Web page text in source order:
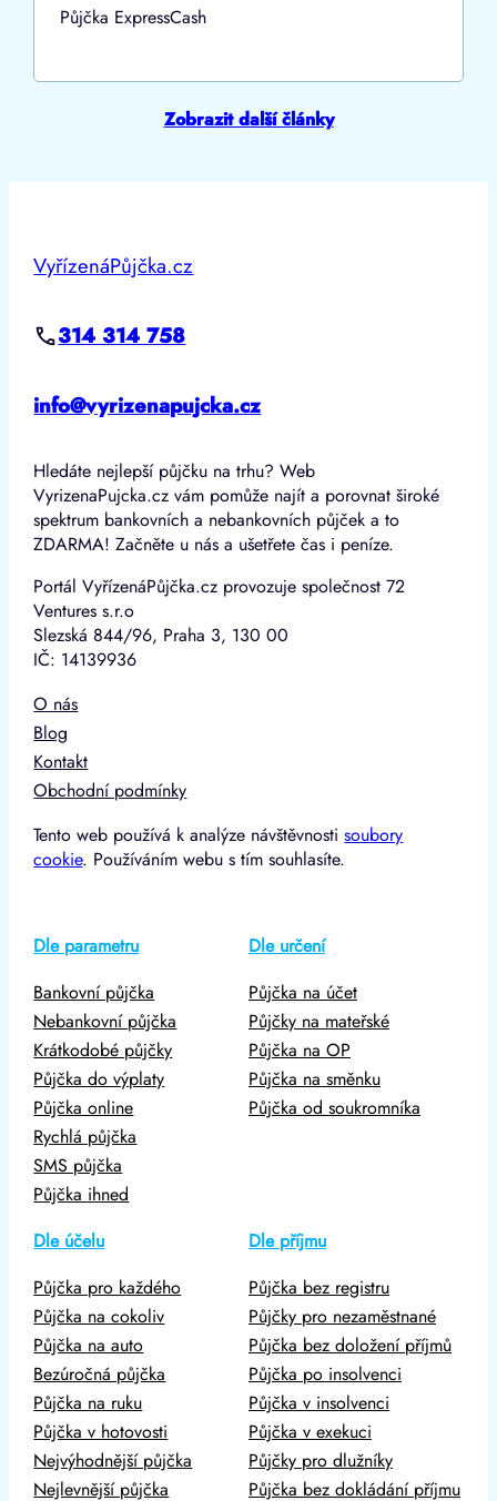
Půjčka ExpressCash
Zobrazit další články
VyřízenáPůjčka.cz
314 314 758
info@vyrizenapujcka.cz
Hledáte nejlepší půjčku na trhu? Web
VyrizenaPujcka.cz vám pomůže najít a porovnat široké
spektrum bankovních a nebankovních půjček a to
ZDARMA! Začněte u nás a ušetřete čas i peníze.
Portál VyřízenáPůjčka.cz provozuje společnost 72
Ventures s.r.o
Slezská 844/96, Praha 3, 130 00
IČ: 14139936
O nás
Blog
Kontakt
Obchodní podmínky
Tento web používá k analýze návštěvnostisoubory
cookie. Používáním webu s tím souhlasíte.
Dle parametru
Bankovní půjčka
Nebankovní půjčka
Krátkodobé půjčky
Půjčka do výplaty
Půjčka online
Rychlá půjčka
SMS půjčka
Půjčka ihned
Dle určení
Půjčka na účet
Půjčky na mateřské
Půjčka na OP
Půjčka na směnku
Půjčka od soukromníka
Dle účelu
Půjčka pro každého
Půjčka na cokoliv
Půjčka na auto
Bezúročná půjčka
Půjčka na ruku
Půjčka v hotovosti
Nejvýhodnější půjčka
Nejlevnější půjčka
Dle příjmu
Půjčka bez registru
Půjčky pro nezaměstnané
Půjčka bez doložení příjmů
Půjčka po insolvenci
Půjčka v insolvenci
Půjčka v exekuci
Půjčky pro dlužníky
Půjčka bez dokládání příjmu